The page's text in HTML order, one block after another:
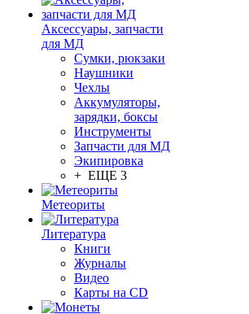
Аксессуары, запчасти
для МД
Сумки, рюкзаки
Наушники
Чехлы
Аккумуляторы,
зарядки, боксы
Инструменты
Запчасти для МД
Экипировка
+ ЕЩЕ 3
Метеориты
Литература
Книги
Журналы
Видео
Карты на CD